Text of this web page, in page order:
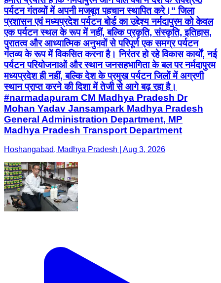
पर्यटन गंतव्यों में अपनी मजबूत पहचान स्थापित करे।" जिला
प्रशासन एवं मध्यप्रदेश पर्यटन बोर्ड का उद्देश्य नर्मदापुरम को केवल
एक पर्यटन स्थल के रूप में नहीं, बल्कि प्रकृति, संस्कृति, इतिहास,
पुरातत्व और आध्यात्मिक अनुभवों से परिपूर्ण एक समग्र पर्यटन
गंतव्य के रूप में विकसित करना है। निरंतर हो रहे विकास कार्यों, नई
पर्यटन परियोजनाओं और स्थान जनसहभागिता के बल पर नर्मदापुरम
मध्यप्रदेश ही नहीं, बल्कि देश के प्रमुख पर्यटन जिलों में अग्रणी
स्थान प्राप्त करने की दिशा में तेजी से आगे बढ़ रहा है।
#narmadapuram CM Madhya Pradesh Dr
Mohan Yadav Jansampark Madhya Pradesh
General Administration Department, MP
Madhya Pradesh Transport Department
Hoshangabad, Madhya Pradesh | Aug 3, 2026